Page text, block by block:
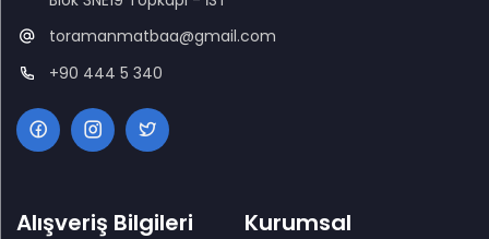
toramanmatbaa@gmail.com
+90 444 5 340
Alışveriş Bilgileri Kurumsal